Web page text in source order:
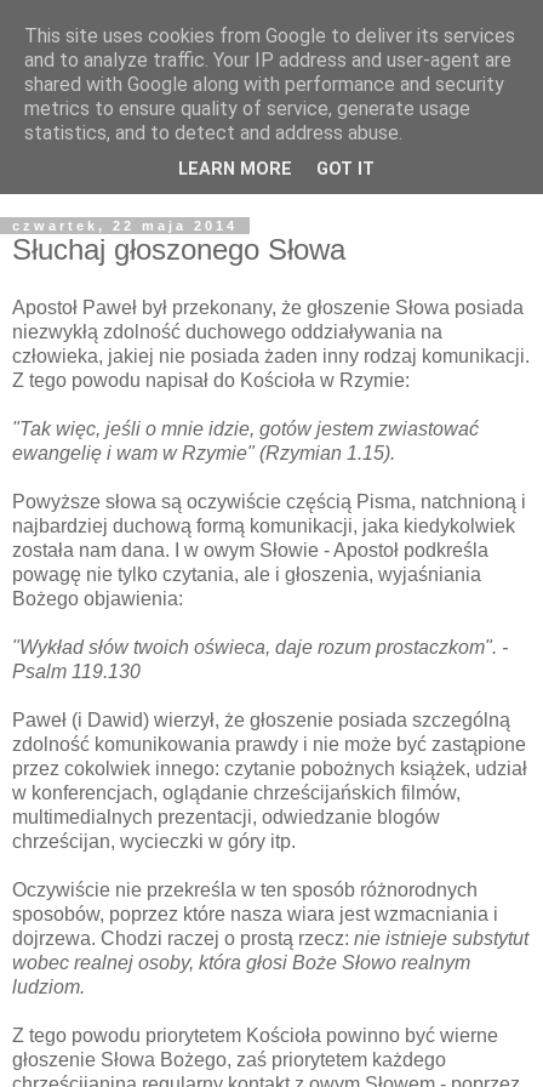
Żyjąc wiarą w REALNYM
świecie
Blog pastora Pawła Bartosika
czwartek, 22 maja 2014
Słuchaj głoszonego Słowa
Apostoł Paweł był przekonany, że głoszenie Słowa posiada
niezwykłą zdolność duchowego oddziaływania na
człowieka, jakiej nie posiada żaden inny rodzaj komunikacji.
Z tego powodu napisał do Kościoła w Rzymie:
"Tak więc, jeśli o mnie idzie, gotów jestem zwiastować
ewangelię i wam w Rzymie" (Rzymian 1.15).
Powyższe słowa są oczywiście częścią Pisma, natchnioną i
najbardziej duchową formą komunikacji, jaka kiedykolwiek
została nam dana. I w owym Słowie - Apostoł podkreśla
powagę nie tylko czytania, ale i głoszenia, wyjaśniania
Bożego objawienia:
"Wykład słów twoich oświeca, daje rozum prostaczkom". -
Psalm 119.130
Paweł (i Dawid) wierzył, że głoszenie posiada szczególną
zdolność komunikowania prawdy i nie może być zastąpione
przez cokolwiek innego: czytanie pobożnych książek, udział
w konferencjach, oglądanie chrześcijańskich filmów,
multimedialnych prezentacji, odwiedzanie blogów
chrześcijan, wycieczki w góry itp.
Oczywiście nie przekreśla w ten sposób różnorodnych
sposobów, poprzez które nasza wiara jest wzmacniania i
dojrzewa. Chodzi raczej o prostą rzecz: nie istnieje substytut
wobec realnej osoby, która głosi Boże Słowo realnym
ludziom.
Z tego powodu priorytetem Kościoła powinno być wierne
głoszenie Słowa Bożego, zaś priorytetem każdego
This site uses cookies from Google to deliver its services
and to analyze traffic. Your IP address and user-agent are
shared with Google along with performance and security
metrics to ensure quality of service, generate usage
statistics, and to detect and address abuse.
LEARN MORE GOT IT